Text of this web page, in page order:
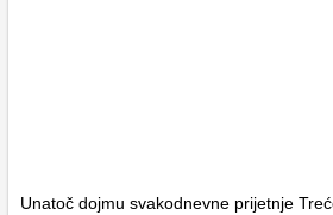
Unatoč dojmu svakodnevne prijetnje